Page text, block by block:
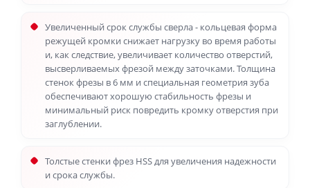
Увеличенный срок службы сверла - кольцевая форма
режущей кромки снижает нагрузку во время работы
и, как следствие, увеличивает количество отверстий,
высверливаемых фрезой между заточками. Толщина
стенок фрезы в 6 мм и специальная геометрия зуба
обеспечивают хорошую стабильность фрезы и
минимальный риск повредить кромку отверстия при
заглублении.
Толстые стенки фрез HSS для увеличения надежности
и срока службы.